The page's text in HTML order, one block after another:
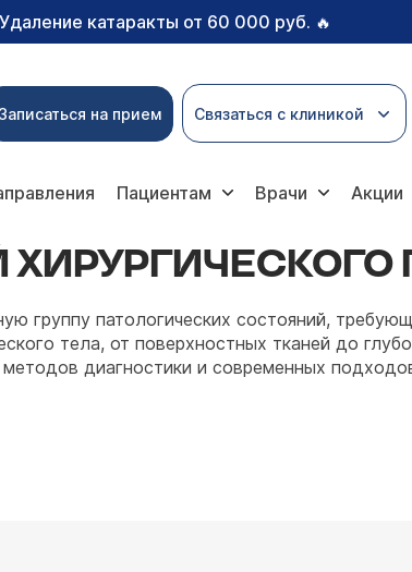
Удаление катаракты от 60 000 руб. 🔥
Записаться на прием Связаться с клиникой
Пациентам Врачи Акции
группу патологических состояний,
тела, от поверхностных тканей до
диагностики и современных